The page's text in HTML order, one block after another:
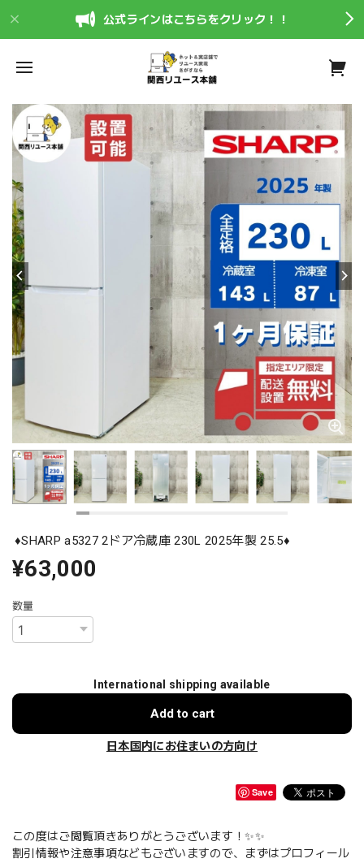
公式ラインはこちらをクリック！！
♦️SHARP a5327 2ドア冷蔵庫 230L 2025年製 25.5♦️
¥63,000
数量
International shipping available
Add to cart
日本国内にお住まいの方向け
Save
この度はご閲覧頂きありがとうございます！✨✨
割引情報や注意事項などもございますので、まずはプロフィール